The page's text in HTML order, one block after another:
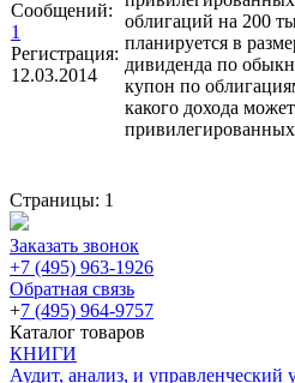
Сообщений:
1
Регистрация:
12.03.2014
облигаций на 200
планируется в
дивиденда по
купон по
какого дохода
Страницы: 1
Заказать звонок
+7 (495) 963-1926
Обратная связь
+7 (495) 964-9757
Каталог товаров
КНИГИ
Аудит, анализ, и управленческий